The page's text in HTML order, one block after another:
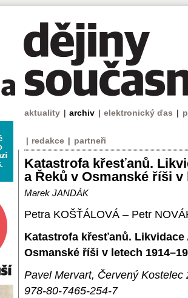
aktuality | archiv | elektronický ďas |
| redakce | partneři
Katastrofa křesťanů.
a Řeků v Osmanské říši v
Marek JANDÁK
Petra KOŠŤÁLOVÁ – Petr
Katastrofa křesťanů. Likvidace
Osmanské říši v letech
Pavel Mervart, Červený
978-80-7465-254-7